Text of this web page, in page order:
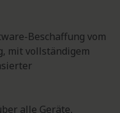
Beschaffung vom
mit vollständigem
alle Geräte,